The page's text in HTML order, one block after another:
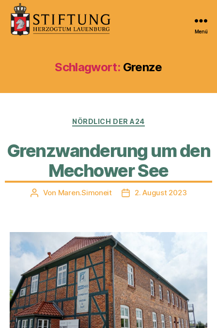
Menü
Schlagwort: Grenze
Kategorien
NÖRDLICH DER A24
Grenzwanderung um den
Mechower See
Beitragsautor
Von Maren.Simoneit Veröffentlichungsdatum
2. August 2023